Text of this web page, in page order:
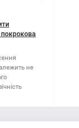
покрокова
не